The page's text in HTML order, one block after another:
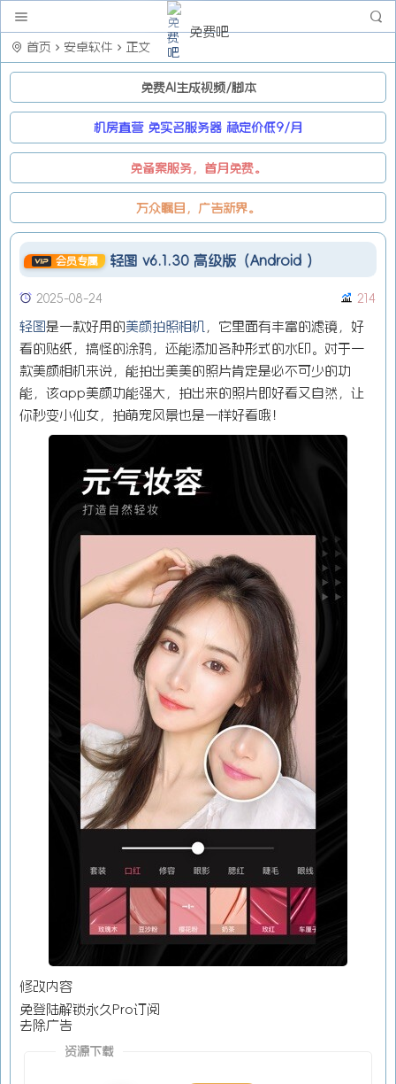
免费吧
首页 安卓软件 正文
免费AI生成视频/脚本
机房直营 免实名服务器 稳定价低9/月
免备案服务，首月免费。
万众瞩目，广告新界。
会员专属 轻图 v6.1.30 高级版（Android ）
2025-08-24 214
轻图 是一款好用的美颜拍照相机
，它里面有丰富的滤镜，好
看的贴纸，搞怪的涂鸦，还能添加各种形式的水印。对于一
款美颜相机来说，能拍出美美的照片肯定是必不可少的功
能，该app美颜功能强大，拍出来的照片即好看又自然，让
你秒变小仙女，拍萌宠风景也是一样好看哦！
修改内容
免登陆解锁永久Pro订阅
去除广告
资源下载